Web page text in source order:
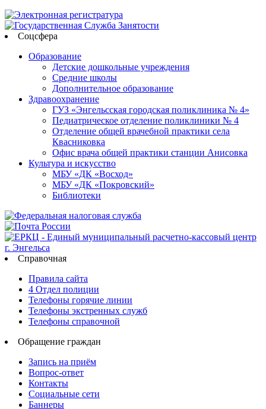
Соцсфера
Образование
Детские дошкольные учреждения
Средние школы
Дополнительное образование
Здравоохранение
ГУЗ «Энгельсская городская поликлиника № 4»
Педиатрическое отделение поликлиники № 4
Отделение общей врачебной практики села
Квасниковка
Офис врача общей практики станции Анисовка
Культура и искусство
МБУ «ДК «Восход»
МБУ «ДК «Покровский»
Библиотеки
Справочная
Правила сайта
4 Отдел полиции
Телефоны горячие линии
Телефоны экстренных служб
Телефоны справочной
Обращение граждан
Запись на приём
Вопрос-ответ
Контакты
Социальные сети
Баннеры